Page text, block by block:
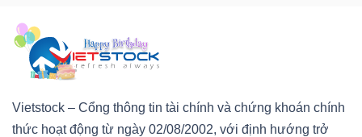
Vietstock – Cổng thông tin tài chính và chứng khoán chính
thức hoạt động từ ngày 02/08/2002, với định hướng trở